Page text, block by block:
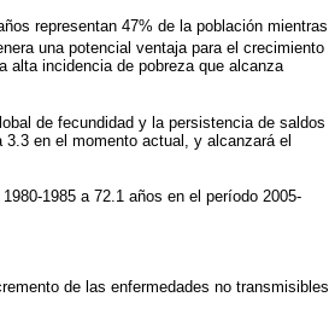
representan 47% de la población mientras
una potencial ventaja para el crecimiento
alta incidencia de pobreza que alcanza
de fecundidad y la persistencia de saldos
en el momento actual, y alcanzará el
1985 a 72.1 años en el período 2005-
de las enfermedades no transmisibles